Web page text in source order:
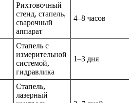
Рихтовочный
стенд, стапель,
сварочный
аппарат
4–8 часов
Стапель с
измерительной
системой,
гидравлика
1–3 дня
Стапель,
лазерный